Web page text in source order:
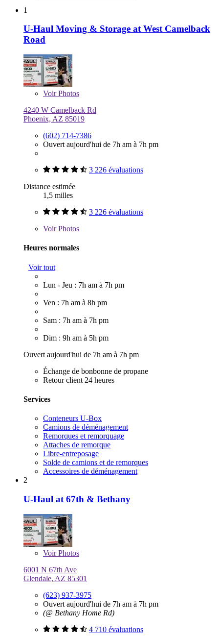
1
U-Haul Moving & Storage at West Camelback
Road
VoirPhotos
4240 W Camelback Rd
Phoenix, AZ 85019
(602) 714-7386
Ouvert aujourd'hui de 7h am à 7h pm
3 226 évaluations
Distance estimée
1,5 milles
3 226 évaluations
VoirPhotos
Heures normales
Voir tout
Lun - Jeu : 7h am à 7h pm
Ven : 7h am à 8h pm
Sam : 7h am à 7h pm
Dim : 9h am à 5h pm
Ouvert aujourd'hui de 7h am à 7h pm
Échange de bonbonne de propane
Retour client 24 heures
Services
Conteneurs U-Box
Camions de déménagement
Remorques et remorquage
Attaches de remorque
Libre-entreposage
Solde de camions et de remorques
Accessoires de déménagement
2
U-Haul at 67th & Bethany
VoirPhotos
6001 N 67th Ave
Glendale, AZ 85301
(623) 937-3975
Ouvert aujourd'hui de 7h am à 7h pm
(@ Bethany Home Rd)
4 710 évaluations